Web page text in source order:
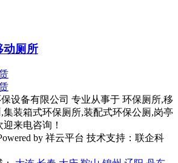
动厕所
设备有限公司 专业从事于 环保厕所,移
装箱式环保厕所,装配式环保公厕,岗亭
来电咨询！
by 祥云平台 技术支持：联企科